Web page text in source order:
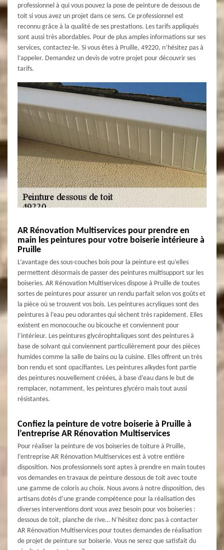
professionnel à qui vous pouvez la pose de peinture de dessous de
toit si vous avez un projet dans ce sens. Ce professionnel est
reconnu grâce à la qualité de ses prestations. Les tarifs appliqués
sont aussi très abordables. Pour de plus amples informations sur ses
services, contactez-le. Si vous êtes à Pruille, 49220, n’hésitez pas à
l’appeler. Demandez un devis de votre projet pour découvrir ses
tarifs.
AR Rénovation Multiservices pour prendre en
main les peintures pour votre boiserie intérieure à
Pruille
L’avantage des sous-couches bois pour la peinture est qu’elles
permettent désormais de passer des peintures multisupport sur les
boiseries. AR Rénovation Multiservices dispose à Pruille de toutes
sortes de peintures pour assurer un rendu parfait selon vos goûts et
la pièce où se trouvent vos bois. Les peintures acryliques sont des
peintures à l’eau peu odorantes qui sèchent très rapidement. Elles
existent en monocouche ou bicouche et conviennent pour
l’intérieur. Les peintures glycérophtaliques sont des peintures à
base de solvant qui conviennent particulièrement pour des pièces
humides comme la salle de bains ou la cuisine. Elles offrent un très
bon rendu et sont opacifiantes. Les peintures alkydes font partie
des peintures nouvellement créées, à base d’eau dans le but de
remplacer, notamment, les peintures glycéro mais tout aussi
résistantes.
Confiez la peinture de votre boiserie à Pruille à
l’entreprise AR Rénovation Multiservices
Pour réaliser la peinture de vos boiseries de toiture à Pruille,
l’entreprise AR Rénovation Multiservices est à votre entière
disposition. Nos professionnels sont aptes à prendre en main toutes
vos demandes en travaux de peinture dessous de toit avec toute
une gamme de coloris au choix. Nous avons à notre disposition, des
artisans dotés d’une grande compétence pour la réalisation des
diverses interventions dont vous avez besoin pour vos boiseries :
dessous de toit, planche de rive… N’hésitez donc pas à contacter
AR Rénovation Multiservices pour toutes demandes de réalisation
de projet de peinture sur boiserie. Vous ne serez que satisfait du